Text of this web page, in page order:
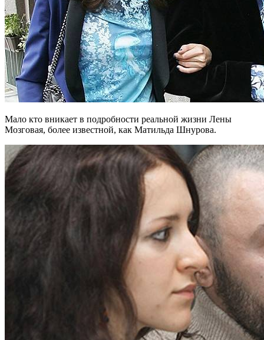
Мало кто вникает в подробности реальной жизни Лены
Мозговая, более известной, как Матильда Шнурова.